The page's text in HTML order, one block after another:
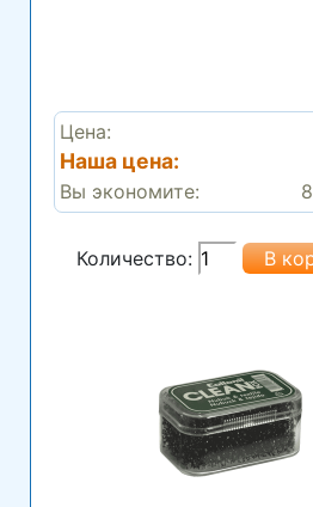
Цена:
Наша цена:
Вы экономите:
Количество: